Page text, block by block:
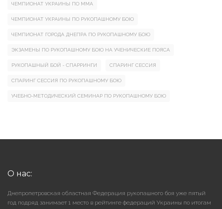
ЧЕМПИОНАТ УКРАИНЫ ПО ММА
ЧЕМПИОНАТ УКРАИНЫ ПО РУКОПАШНОМУ БОЮ
ЧЕМПИОНАТ ГОРОДА ДНЕПРА ПО РУКОПАШНОМУ БОЮ
ЭКЗАМЕНЫ ПО РУКОПАШНОМУ БОЮ НА УЧЕНИЧЕСКИЕ ПОЯСА
РУКОПАШНЫЙ БОЙ - СПАРРИНГИ СПАРИНГ СЕССИЯ
СПАРИНГ СЕССИЯ ПО РУКОПАШНОМУ БОЮ
УЧЕБНО-МЕТОДИЧЕСКИЙ СЕМИНАР ПО РУКОПАШНОМУ БОЮ
О нас:
Днепропетровская областная Федерация рукопашного боя уже пятый
год подряд занимает 1 место в рейтинге федераций Украины по итогам